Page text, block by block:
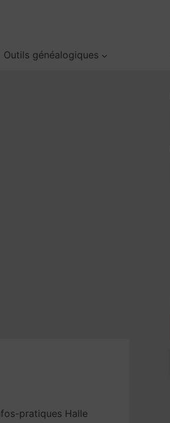
Outils généalogiques
pratiques Halle